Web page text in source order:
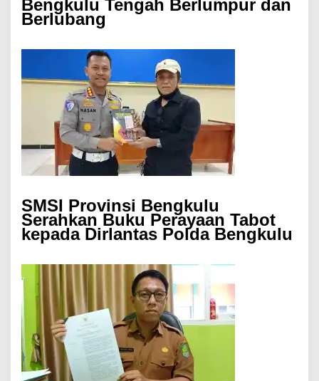
Bengkulu Tengah Berlumpur dan
Berlubang
SMSI Provinsi Bengkulu
Serahkan Buku Perayaan Tabot
kepada Dirlantas Polda Bengkulu